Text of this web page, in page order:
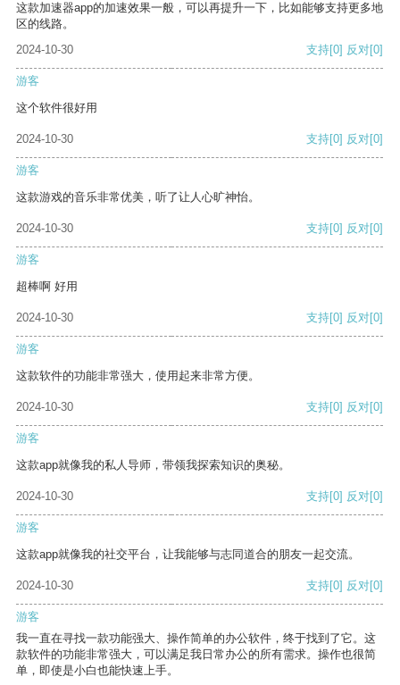
这款加速器app的加速效果一般，可以再提升一下，比如能够支持更多地
区的线路。
2024-10-30
支持[0] 反对[0]
游客
这个软件很好用
2024-10-30 支持[0] 反对[0]
游客
这款游戏的音乐非常优美，听了让人心旷神怡。
2024-10-30 支持[0] 反对[0]
游客
超棒啊 好用
2024-10-30 支持[0] 反对[0]
游客
这款软件的功能非常强大，使用起来非常方便。
2024-10-30 支持[0] 反对[0]
游客
这款app就像我的私人导师，带领我探索知识的奥秘。
2024-10-30 支持[0] 反对[0]
游客
这款app就像我的社交平台，让我能够与志同道合的朋友一起交流。
2024-10-30 支持[0] 反对[0]
游客
我一直在寻找一款功能强大、操作简单的办公软件，终于找到了它。这
款软件的功能非常强大，可以满足我日常办公的所有需求。操作也很简
单，即使是小白也能快速上手。